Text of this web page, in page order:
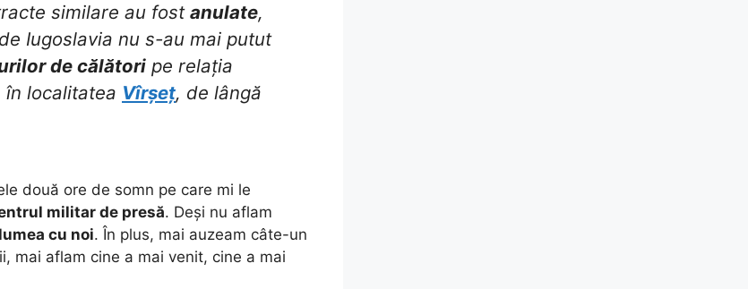
similare au fostanulate,
Iugoslavia nu s-au mai putut
de călători pe relația
în localitatea Vîrșeț, de lângă
două ore de somn pe care mi le
militar de presă. Deși nu aflam
cu noi. În plus, mai auzeam câte-un
mai aflam cine a mai venit, cine a mai